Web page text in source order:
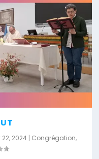
22, 2024 | Congrégation,